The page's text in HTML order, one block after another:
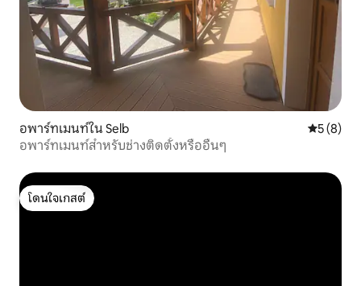
อพาร์ทเมนท์ใน Selb คะแนนเฉ
5 (8)
อพาร์ทเมนท์สำหรับช่างติดตั้งหรืออื่นๆ
โดนใจเกสต์
โดนใจเกสต์